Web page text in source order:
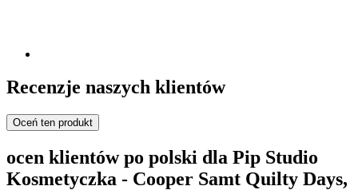
Recenzje naszych klientów
Oceń ten produkt
ocen klientów po polski dla Pip Studio
Kosmetyczka - Cooper Samt Quilty Days,